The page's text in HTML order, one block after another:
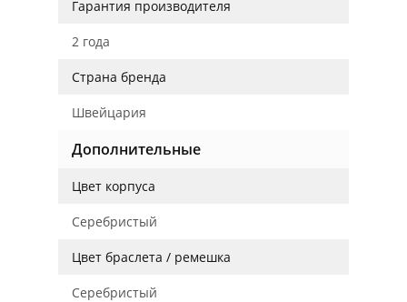
Гарантия производителя
2 года
Страна бренда
Швейцария
Дополнительные
Цвет корпуса
Серебристый
Цвет браслета / ремешка
Серебристый